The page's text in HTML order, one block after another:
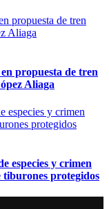
propuesta de tren
Aliaga
especies y crimen
tiburones protegidos